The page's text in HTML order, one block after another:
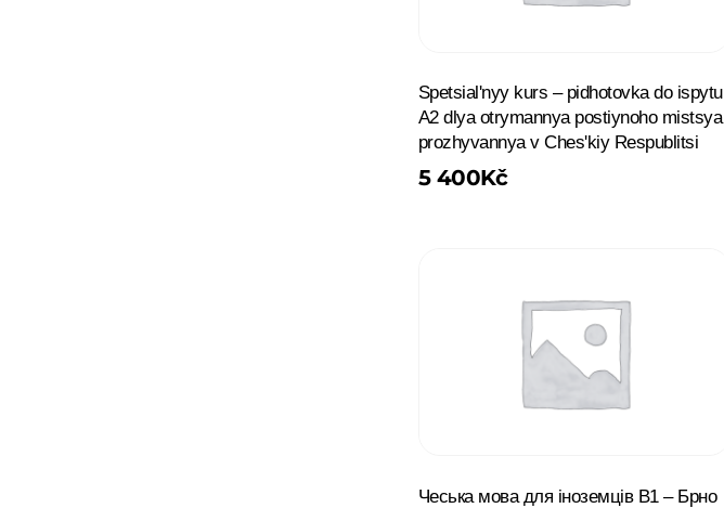
Spetsialʹnyy kurs – pidhotovka do ispytu
A2 dlya otrymannya postiynoho mistsya
prozhyvannya v Chesʹkiy Respublitsi
5 400Kč
Чеська мова для іноземців B1 – Брно